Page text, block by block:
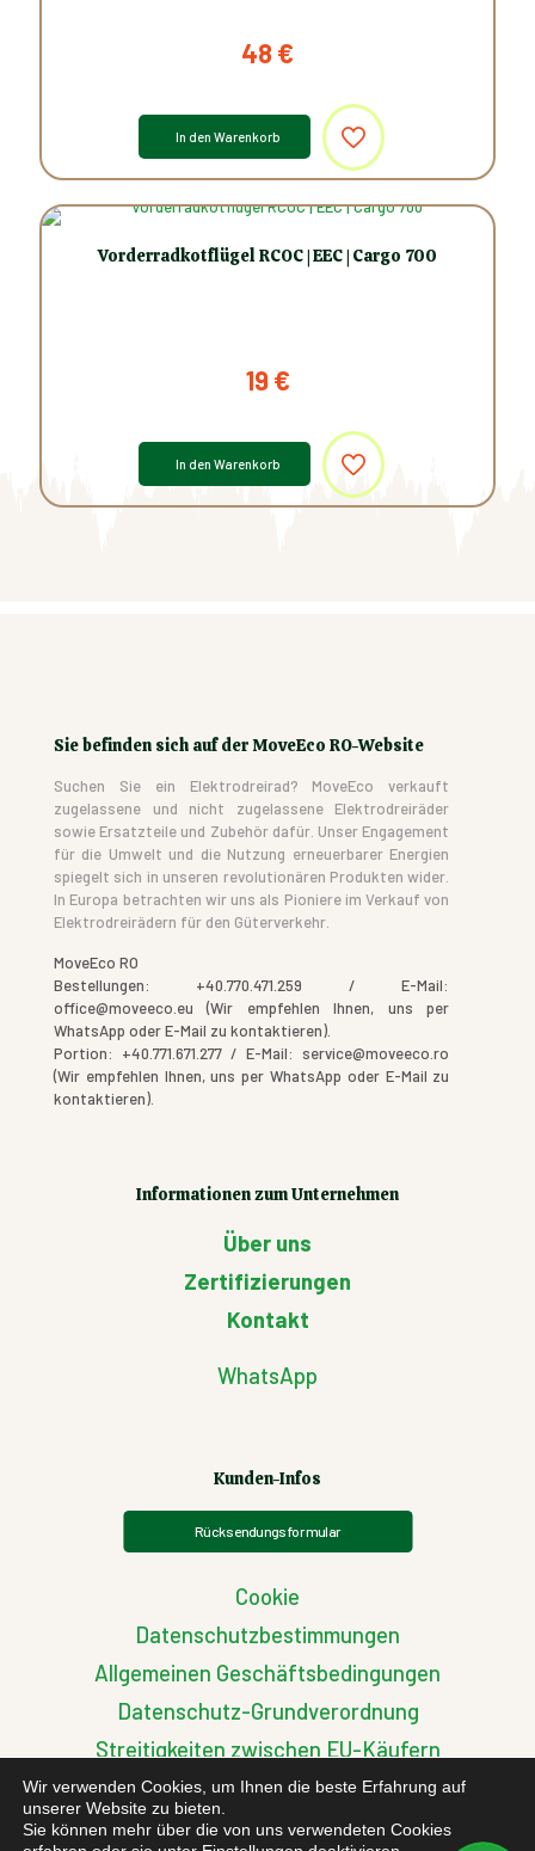
48 €
In den Warenkorb
Vorderradkotflügel RCOC | EEC | Cargo 700
19€
In den Warenkorb
Sie befinden sich auf der MoveEco RO-Website
Suchen Sie ein Elektrodreirad? MoveEco verkauft
zugelassene und nicht zugelassene Elektrodreiräder
sowie Ersatzteile und Zubehör dafür. Unser Engagement
für die Umwelt und die Nutzung erneuerbarer Energien
spiegelt sich in unseren revolutionären Produkten wider.
In Europa betrachten wir uns als Pioniere im Verkauf von
Elektrodreirädern für den Güterverkehr.
MoveEco RO
Bestellungen: +40.770.471.259 / E-Mail:
office@moveeco.eu (Wir empfehlen Ihnen, uns per
WhatsApp oder E-Mail zu kontaktieren).
Portion: +40.771.671.277 / E-Mail: service@moveeco.ro
(Wir empfehlen Ihnen, uns per WhatsApp oder E-Mail zu
kontaktieren).
Informationen zum Unternehmen
Über uns
Zertifizierungen
Kontakt
WhatsApp
Kunden-Infos
Rücksendungsformular
Cookie
Datenschutzbestimmungen
Allgemeinen Geschäftsbedingungen
Datenschutz-Grundverordnung
Streitigkeiten zwischen EU-Käufern
Wir verwenden Cookies, um Ihnen die beste Erfahrung auf
unserer Website zu bieten.
Sie können mehr über die von uns verwendeten Cookies